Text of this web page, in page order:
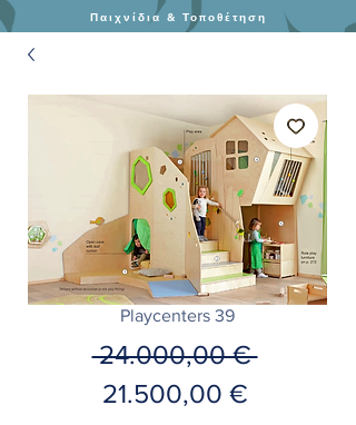
Παιχνίδια & Τοποθέτηση
Playcenters 39
24.000,00 € Κανονική
21.500,00 €Τιμή